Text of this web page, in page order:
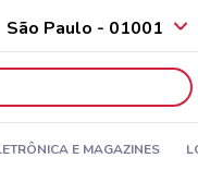
São Paulo - 01001
E MAGAZINES